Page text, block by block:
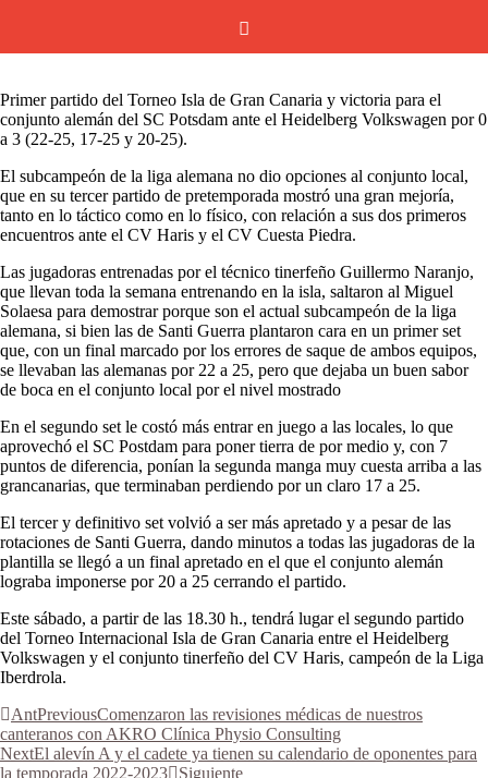
Primer partido del Torneo Isla de Gran Canaria y victoria para el
conjunto alemán del SC Potsdam ante el Heidelberg Volkswagen por 0
a 3 (22-25, 17-25 y 20-25).
El subcampeón de la liga alemana no dio opciones al conjunto local,
que en su tercer partido de pretemporada mostró una gran mejoría,
tanto en lo táctico como en lo físico, con relación a sus dos primeros
encuentros ante el CV Haris y el CV Cuesta Piedra.
Las jugadoras entrenadas por el técnico tinerfeño Guillermo Naranjo,
que llevan toda la semana entrenando en la isla, saltaron al Miguel
Solaesa para demostrar porque son el actual subcampeón de la liga
alemana, si bien las de Santi Guerra plantaron cara en un primer set
que, con un final marcado por los errores de saque de ambos equipos,
se llevaban las alemanas por 22 a 25, pero que dejaba un buen sabor
de boca en el conjunto local por el nivel mostrado
En el segundo set le costó más entrar en juego a las locales, lo que
aprovechó el SC Postdam para poner tierra de por medio y, con 7
puntos de diferencia, ponían la segunda manga muy cuesta arriba a las
grancanarias, que terminaban perdiendo por un claro 17 a 25.
El tercer y definitivo set volvió a ser más apretado y a pesar de las
rotaciones de Santi Guerra, dando minutos a todas las jugadoras de la
plantilla se llegó a un final apretado en el que el conjunto alemán
lograba imponerse por 20 a 25 cerrando el partido.
Este sábado, a partir de las 18.30 h., tendrá lugar el segundo partido
del Torneo Internacional Isla de Gran Canaria entre el Heidelberg
Volkswagen y el conjunto tinerfeño del CV Haris, campeón de la Liga
Iberdrola.
AntPreviousComenzaron las revisiones médicas de nuestros
canteranos con AKRO Clínica Physio Consulting
NextEl alevín A y el cadete ya tienen su calendario de oponentes para
la temporada 2022-2023
Siguiente